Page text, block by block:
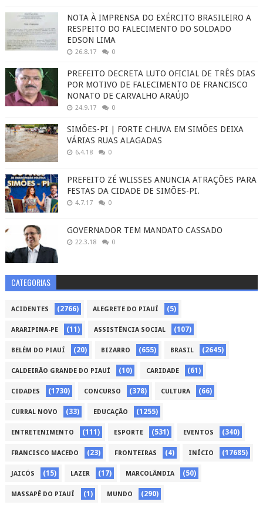
NOTA À IMPRENSA DO EXÉRCITO BRASILEIRO A
RESPEITO DO FALECIMENTO DO SOLDADO
EDSON LIMA
26.8.17 0
PREFEITO DECRETA LUTO OFICIAL DE TRÊS DIAS
POR MOTIVO DE FALECIMENTO DE FRANCISCO
NONATO DE CARVALHO ARAÚJO
24.9.17 0
SIMÕES-PI | FORTE CHUVA EM SIMÕES DEIXA
VÁRIAS RUAS ALAGADAS
6.4.18 0
PREFEITO ZÉ WLISSES ANUNCIA ATRAÇÕES PARA
FESTAS DA CIDADE DE SIMÕES-PI.
4.7.17 0
GOVERNADOR TEM MANDATO CASSADO
22.3.18 0
CATEGORIAS
ACIDENTES (2766) ALEGRETE DO PIAUÍ (5)
ARARIPINA-PE (11) ASSISTÊNCIA SOCIAL (107)
BELÉM DO PIAUÍ (20) BIZARRO (655) BRASIL (2645)
CALDEIRÃO GRANDE DO PIAUÍ (10) CARIDADE (61)
CIDADES (1730) CONCURSO (378) CULTURA (66)
CURRAL NOVO (33) EDUCAÇÃO (1255)
ENTRETENIMENTO (111) ESPORTE (531) EVENTOS (340)
FRANCISCO MACEDO (23) FRONTEIRAS (4) INÍCIO (17685)
JAICÓS (15) LAZER (17) MARCOLÂNDIA (50)
MASSAPÊ DO PIAUÍ (1) MUNDO (290)